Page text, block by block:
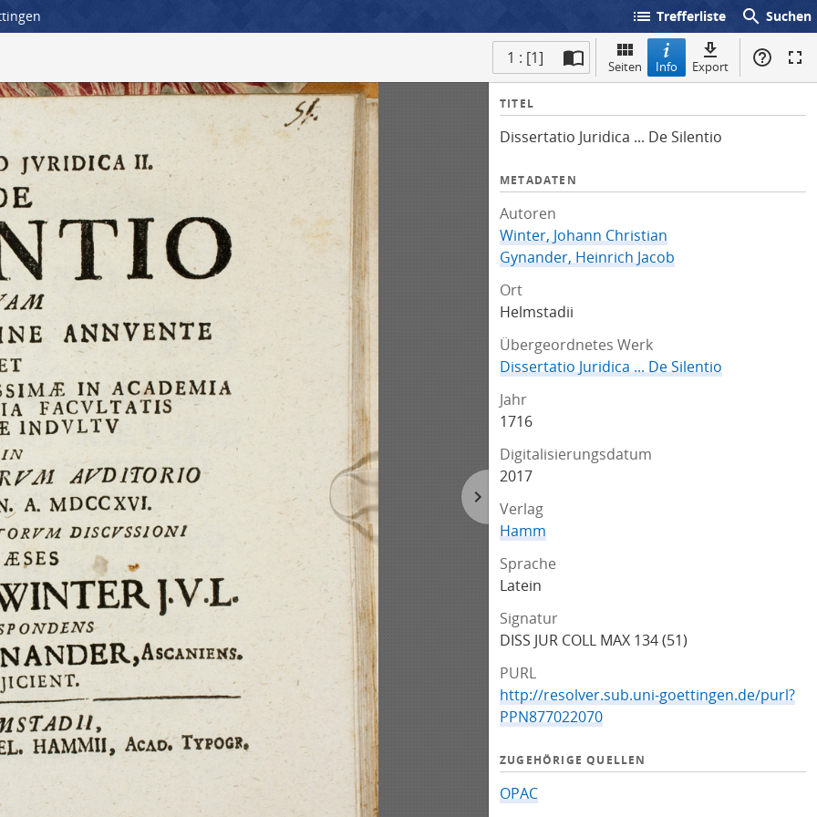
list Trefferliste search Suchen
1 : [1] Seiten Info Export
I
f
TITEL
Dissertatio Juridica ... De Silentio
METADATEN
Autoren
Winter, Johann Christian
Gynander, Heinrich Jacob
Ort
Helmstadii
Übergeordnetes Werk
Dissertatio Juridica ... De Silentio
Jahr
1716
Digitalisierungsdatum
2017
Verlag
Hamm
Sprache
Latein
Signatur
DISS JUR COLL MAX 134 (51)
PURL
http://resolver.sub.uni-goettingen.de/purl?
PPN877022070
ZUGEHÖRIGE QUELLEN
OPAC